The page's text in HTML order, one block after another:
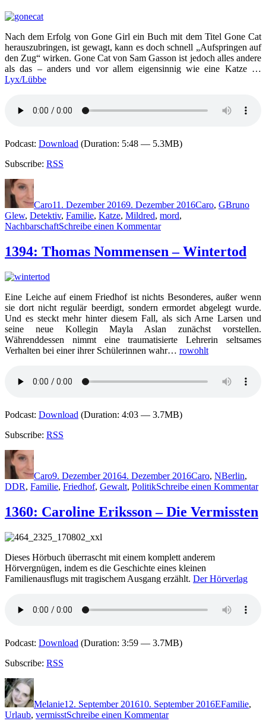
Nach dem Erfolg von Gone Girl ein Buch mit dem Titel Gone Cat
herauszubringen, ist gewagt, kann es doch schnell „Aufspringen auf
den Zug“ wirken. Gone Cat von Sam Gasson ist jedoch alles andere
als das – anders und vor allem eigensinnig wie eine Katze …
Lyx/Lübbe
Podcast: Download (Duration: 5:48 — 5.3MB)
Subscribe: RSS
Autor
Caro11. Dezember 20169. Dezember 2016Caro, GBruno
Glew, Detektiv, Familie, Katze, Mildred, mord,
NachbarschaftSchreibe einen Kommentarzu
Sam
Gasson
1394: Thomas Nommensen – Wintertod
Eine Leiche auf einem Friedhof ist nichts Besonderes, außer wenn
sie dort nicht regulär beerdigt, sondern ermordet abgelegt wurde.
Und es steckt mehr hinter diesem Fall, als sich Arne Larsen und
seine neue Kollegin Mayla Aslan zunächst vorstellen.
Währenddessen nimmt eine traumatisierte Lehrerin seltsames
Verhalten bei einer ihrer Schülerinnen wahr… rowohlt
Podcast: Download (Duration: 4:03 — 3.7MB)
Subscribe: RSS
Autor
Caro9. Dezember 20164. Dezember 2016Caro, NBerlin,
DDR, Familie, Friedhof, Gewalt, PolitikSchreibe einen Kommentarzu
1360: Caroline Eriksson – Die Vermissten
Dieses Hörbuch überrascht mit einem komplett anderem
Hörvergnügen, indem es die Geschichte eines kleinen
Familienausflugs mit tragischem Ausgang erzählt. Der Hörverlag
Podcast: Download (Duration: 3:59 — 3.7MB)
Subscribe: RSS
Autor
Melanie12. September 201610. September 2016EFamilie,
Urlaub, vermisstSchreibe einen Kommentarzu